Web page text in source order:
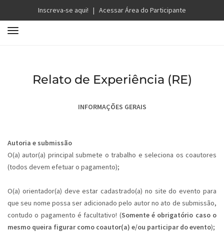
Inscreva-se aqui! | Acessar Área do Participante
T
i
g
a
i
o
n
Relato de Experiência (RE)
INFORMAÇÕES GERAIS
Autoria e submissão
O(a) autor(a) principal submete o trabalho e seleciona os coautores
(todos devem efetuar o pagamento);
O(a) orientador(a) deve estar cadastrado(a) no site do evento para
que seu nome possa ser adicionado pelo autor no ato de submissão,
contudo o pagamento é facultativo! (Somente é obrigatório caso o
mesmo queira figurar como coautor(a) e/ou participar do evento);